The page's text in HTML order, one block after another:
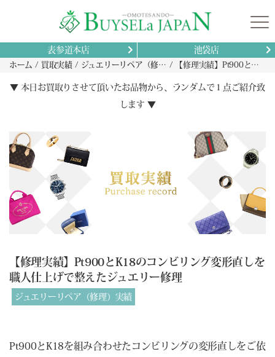
表参道本店 池袋店
ホーム 買取実績 ジュエリーリペア（修理）実績 【修理実績】Pt900とK18のコンビリング変形直しを職人仕上げで整えたジュエリー修理
▼ 本日お買取りさせて頂いたお品物から、ランダムで１点ご紹介致
します ▼
【修理実績】Pt900とK18のコンビリング変形直しを
職人仕上げで整えたジュエリー修理
ジュエリーリペア（修理）実績
Pt900とK18を組み合わせたコンビリングの変形直しをご依